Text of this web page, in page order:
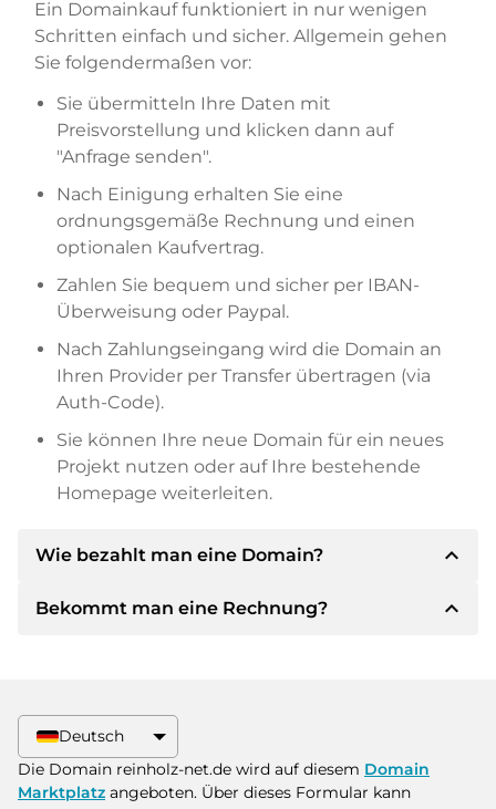
Ein Domainkauf funktioniert in nur wenigen
Schritten einfach und sicher. Allgemein gehen
Sie folgendermaßen vor:
Sie übermitteln Ihre Daten mit
Preisvorstellung und klicken dann auf
"Anfrage senden".
Nach Einigung erhalten Sie eine
ordnungsgemäße Rechnung und einen
optionalen Kaufvertrag.
Zahlen Sie bequem und sicher per IBAN-
Überweisung oder Paypal.
Nach Zahlungseingang wird die Domain an
Ihren Provider per Transfer übertragen (via
Auth-Code).
Sie können Ihre neue Domain für ein neues
Projekt nutzen oder auf Ihre bestehende
Homepage weiterleiten.
Wie bezahlt man eine Domain? expand_less
Nach einer Einigung wird der Inhaber Ihnen die
Zahlungsmethoden anbieten.
Bitte geben Sie bei der Überweisung immer
den Domainnamen und die
Bekommt man eine Rechnung? expand_less
größeren Kaufpreisen bekommen Sie auf
Wunsch auch einen zusätzlichen Kaufvertrag.
Deutsch
Die Domain reinholz-net.de wird auf diesem Domain
Marktplatz angeboten. Über dieses Formular kann